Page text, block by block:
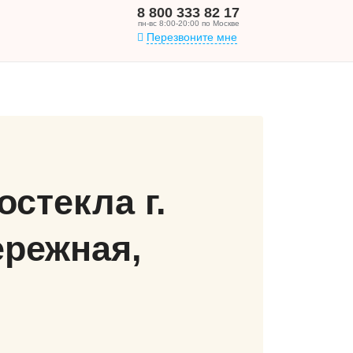
8 800 333 82 17
пн-вс 8:00-20:00 по Москве
Перезвоните мне
г.